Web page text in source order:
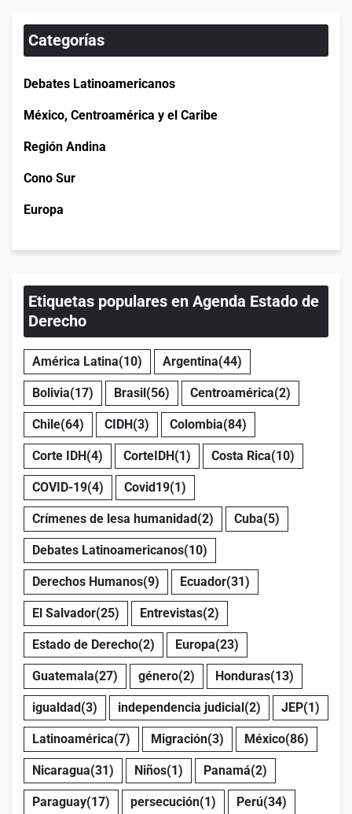
Categorías
Debates Latinoamericanos
México, Centroamérica y el Caribe
Región Andina
Cono Sur
Europa
Etiquetas populares en Agenda Estado de
Derecho
América Latina(10) Argentina(44)
Bolivia(17) Brasil(56) Centroamérica(2)
Chile(64) CIDH(3) Colombia(84)
Corte IDH(4) CorteIDH(1) Costa Rica(10)
COVID-19(4) Covid19(1)
Crímenes de lesa humanidad(2) Cuba(5)
Debates Latinoamericanos(10)
Derechos Humanos(9) Ecuador(31)
El Salvador(25) Entrevistas(2)
Estado de Derecho(2) Europa(23)
Guatemala(27) género(2) Honduras(13)
igualdad(3) independencia judicial(2) JEP(1)
Latinoamérica(7) Migración(3) México(86)
Nicaragua(31) Niños(1) Panamá(2)
Paraguay(17) persecución(1) Perú(34)